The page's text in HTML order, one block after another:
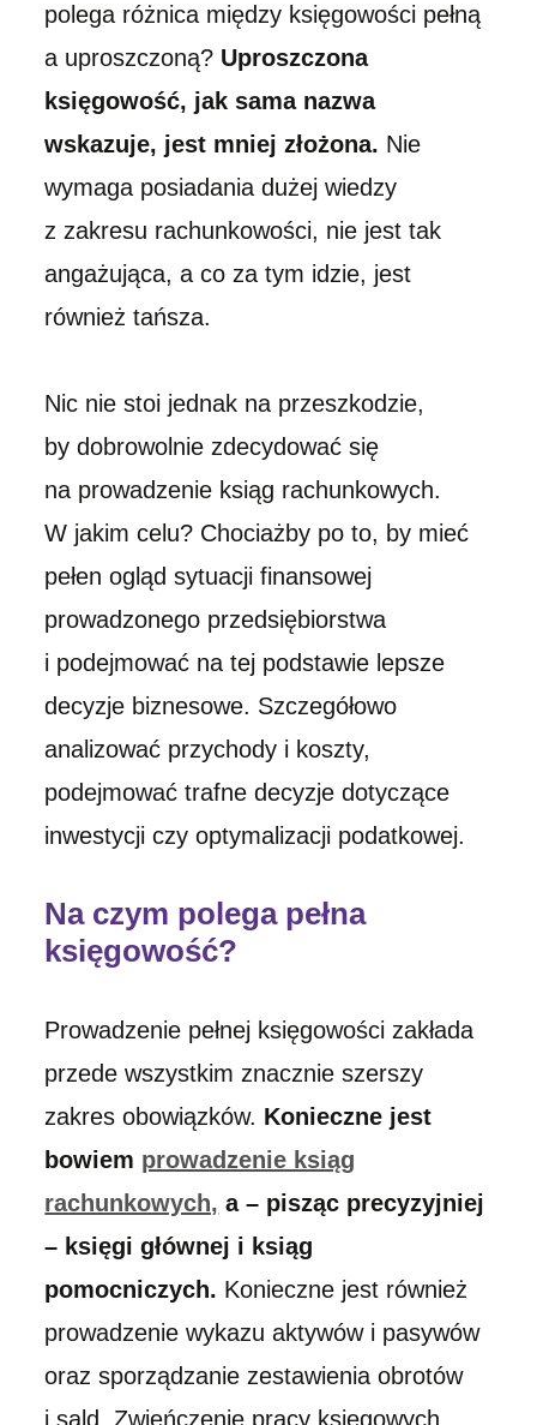
polega różnica między księgowości pełną
a uproszczoną? Uproszczona
księgowość, jak sama nazwa
wskazuje, jest mniej złożona. Nie
wymaga posiadania dużej wiedzy
z zakresu rachunkowości, nie jest tak
angażująca, a co za tym idzie, jest
również tańsza.
Nic nie stoi jednak na przeszkodzie,
by dobrowolnie zdecydować się
na prowadzenie ksiąg rachunkowych.
W jakim celu? Chociażby po to, by mieć
pełen ogląd sytuacji finansowej
prowadzonego przedsiębiorstwa
i podejmować na tej podstawie lepsze
decyzje biznesowe. Szczegółowo
analizować przychody i koszty,
podejmować trafne decyzje dotyczące
inwestycji czy optymalizacji podatkowej.
Na czym polega pełna
księgowość?
Prowadzenie pełnej księgowości zakłada
przede wszystkim znacznie szerszy
zakres obowiązków. Konieczne jest
bowiem prowadzenie ksiąg
rachunkowych, a – pisząc precyzyjniej
– księgi głównej i ksiąg
pomocniczych. Konieczne jest również
prowadzenie wykazu aktywów i pasywów
oraz sporządzanie zestawienia obrotów
i sald. Zwieńczenie pracy księgowych